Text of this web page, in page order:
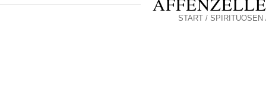
START/ SPIRITUOSEN